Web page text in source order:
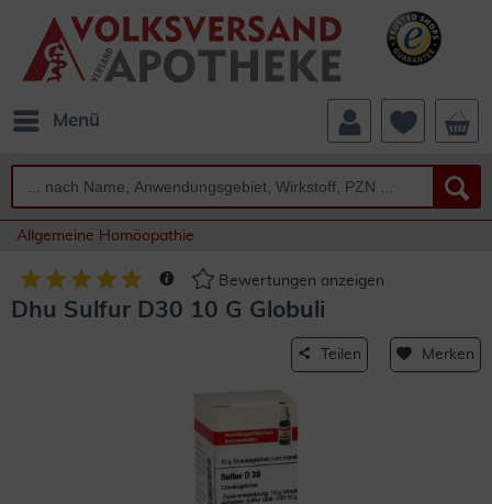
Menü
Allgemeine Homöopathie
Bewertungen anzeigen
Dhu Sulfur D30 10 G Globuli
Teilen Merken